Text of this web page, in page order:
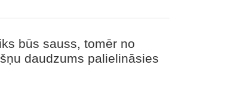
būs sauss, tomēr no
daudzums palielināsies